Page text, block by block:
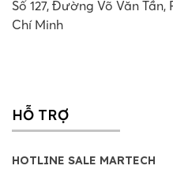
Số 127, Đường Võ Văn
Chí Minh
HỖ TRỢ
HOTLINE SALE MARTECH